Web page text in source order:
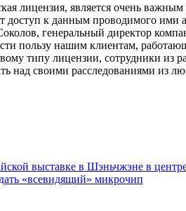
лицензия, является очень важным
доступ к данным проводимого ими
генеральный директор
пользу нашим клиентам,
типу лицензии, сотрудники из
над своими расследованиями из
выставке в Шэньчжэне в
«всевидящий» микрочип